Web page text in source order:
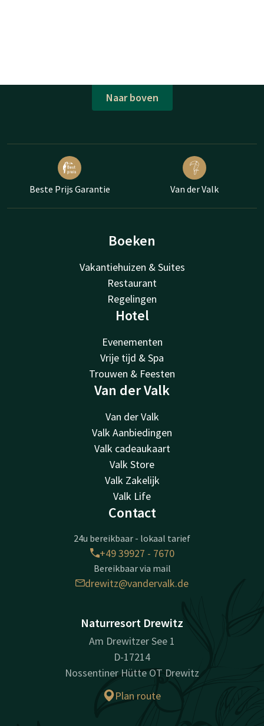
Naar boven
Beste Prijs Garantie Van der Valk
Boeken
Vakantiehuizen & Suites
Restaurant
Regelingen
Hotel
Evenementen
Vrije tijd & Spa
Trouwen & Feesten
Van der Valk
Van der Valk
Valk Aanbiedingen
Valk cadeaukaart
Valk Store
Valk Zakelijk
Valk Life
Contact
24u bereikbaar - lokaal tarief
+49 39927 - 7670
Bereikbaar via mail
drewitz@vandervalk.de
Naturresort Drewitz
Am Drewitzer See 1
D-17214
Nossentiner Hütte OT Drewitz
Plan route